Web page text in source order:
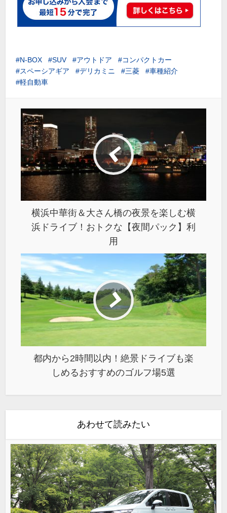
N-BOX SUV アウトドア
コンパクトカー
スペーシアギア
デリカミニ 三菱
車種紹介
軽自動車
横浜中華街＆大さん橋の夜景を楽しむ横
浜ドライブ！おトクな【夜間パック】利
用
都内から2時間以内！絶景ドライブも楽
しめるおすすめのゴルフ場5選
あわせて読みたい